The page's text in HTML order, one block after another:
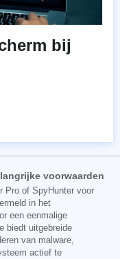
bij
voorwaarden
Pro of SpyHunter voor
in het
een eenmalige
biedt uitgebreide
van malware,
actief te